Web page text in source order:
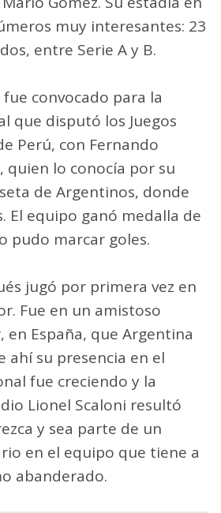
muy interesantes: 23
entre Serie A y B.
convocado para la
que disputó los Juegos
Perú, con Fernando
quien lo conocía por su
de Argentinos, donde
El equipo ganó medalla de
pudo marcar goles.
jugó por primera vez en
Fue en un amistoso
en España, que Argentina
ahí su presencia en el
fue creciendo y la
Lionel Scaloni resultó
y sea parte de un
en el equipo que tiene a
abanderado.